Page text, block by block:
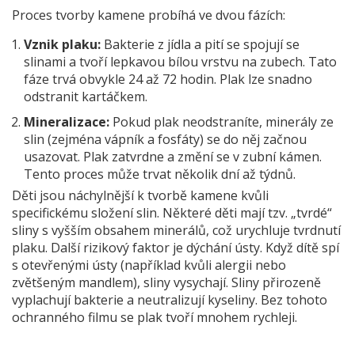
Proces tvorby kamene probíhá ve dvou fázích:
Vznik plaku: Bakterie z jídla a pití se spojují se
slinami a tvoří lepkavou bílou vrstvu na zubech. Tato
fáze trvá obvykle 24 až 72 hodin. Plak lze snadno
odstranit kartáčkem.
Mineralizace: Pokud plak neodstraníte, minerály ze
slin (zejména vápník a fosfáty) se do něj začnou
usazovat. Plak zatvrdne a změní se v zubní kámen.
Tento proces může trvat několik dní až týdnů.
Děti jsou náchylnější k tvorbě kamene kvůli
specifickému složení slin. Některé děti mají tzv. „tvrdé“
sliny s vyšším obsahem minerálů, což urychluje tvrdnutí
plaku. Další rizikový faktor je dýchání ústy. Když dítě spí
s otevřenými ústy (například kvůli alergii nebo
zvětšeným mandlem), sliny vysychají. Sliny přirozeně
vyplachují bakterie a neutralizují kyseliny. Bez tohoto
ochranného filmu se plak tvoří mnohem rychleji.